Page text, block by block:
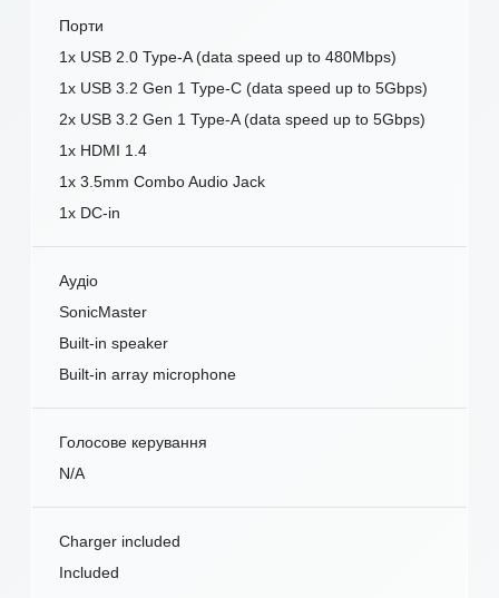
Порти
1x USB 2.0 Type-A (data speed up to 480Mbps)
1x USB 3.2 Gen 1 Type-C (data speed up to 5Gbps)
2x USB 3.2 Gen 1 Type-A (data speed up to 5Gbps)
1x HDMI 1.4
1x 3.5mm Combo Audio Jack
1x DC-in
Аудіо
SonicMaster
Built-in speaker
Built-in array microphone
Голосове керування
N/A
Charger included
Included